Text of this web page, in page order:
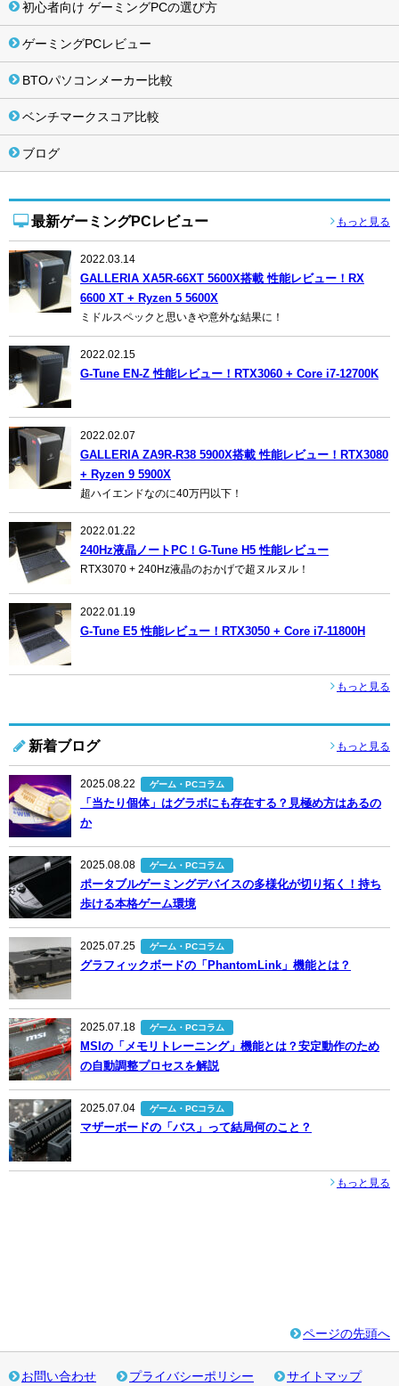
初心者向け ゲーミングPCの選び方
ゲーミングPCレビュー
BTOパソコンメーカー比較
ベンチマークスコア比較
ブログ
最新ゲーミングPCレビュー もっと見る
2022.03.14
GALLERIA XA5R-66XT 5600X搭載 性能レビュー！RX
6600 XT + Ryzen 5 5600X
ミドルスペックと思いきや意外な結果に！
2022.02.15
G-Tune EN-Z 性能レビュー！RTX3060 + Core i7-12700K
2022.02.07
GALLERIA ZA9R-R38 5900X搭載 性能レビュー！RTX3080
+ Ryzen 9 5900X
超ハイエンドなのに40万円以下！
2022.01.22
240Hz液晶ノートPC！G-Tune H5 性能レビュー
RTX3070 + 240Hz液晶のおかげで超ヌルヌル！
2022.01.19
G-Tune E5 性能レビュー！RTX3050 + Core i7-11800H
もっと見る
新着ブログ もっと見る
2025.08.22 ゲーム・PCコラム
「当たり個体」はグラボにも存在する？見極め方はあるの
か
2025.08.08 ゲーム・PCコラム
ポータブルゲーミングデバイスの多様化が切り拓く！持ち
歩ける本格ゲーム環境
2025.07.25 ゲーム・PCコラム
グラフィックボードの「PhantomLink」機能とは？
2025.07.18 ゲーム・PCコラム
MSIの「メモリトレーニング」機能とは？安定動作のため
の自動調整プロセスを解説
2025.07.04 ゲーム・PCコラム
マザーボードの「バス」って結局何のこと？
もっと見る
ページの先頭へ
お問い合わせ プライバシーポリシー サイトマップ